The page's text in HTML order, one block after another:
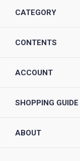
CATEGORY
CONTENTS
ACCOUNT
SHOPPING GUIDE
ABOUT